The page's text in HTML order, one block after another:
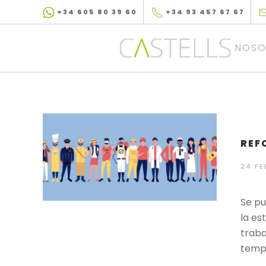
Skip to main content
+34 605 80 39 60 +34 93 457 67 67
24
Se
la